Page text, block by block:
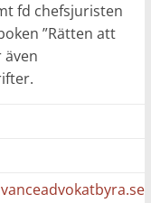
fd chefsjuristen
”Rätten att
även